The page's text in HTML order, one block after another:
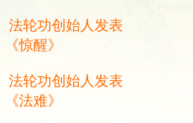
法轮功创始人发表
《惊醒》
法轮功创始人发表
《法难》